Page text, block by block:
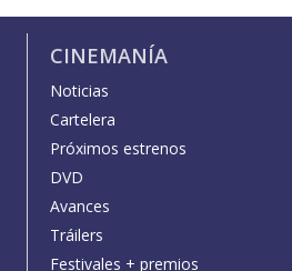
CINEMANÍA
Noticias
Cartelera
Próximos estrenos
DVD
Avances
Tráilers
Festivales + premios